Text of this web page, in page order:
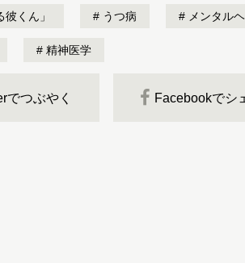
彼くん」 うつ病 メンタル
精神医学
でつぶやく Facebookでシ